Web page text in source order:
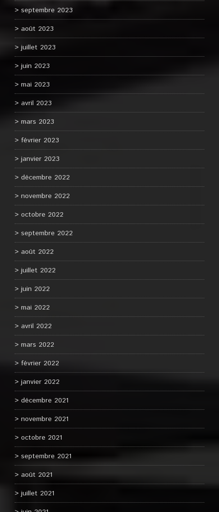
septembre 2023
août 2023
juillet 2023
juin 2023
mai 2023
avril 2023
mars 2023
février 2023
janvier 2023
décembre 2022
novembre 2022
octobre 2022
septembre 2022
août 2022
juillet 2022
juin 2022
mai 2022
avril 2022
mars 2022
février 2022
janvier 2022
décembre 2021
novembre 2021
octobre 2021
septembre 2021
août 2021
juillet 2021